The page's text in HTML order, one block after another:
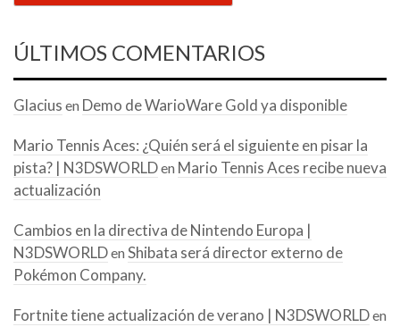
ÚLTIMOS COMENTARIOS
Glacius en Demo de WarioWare Gold ya disponible
Mario Tennis Aces: ¿Quién será el siguiente en pisar la
pista? | N3DSWORLDen Mario Tennis Aces recibe nueva
actualización
Cambios en la directiva de Nintendo Europa |
N3DSWORLDen Shibata será director externo de
Pokémon Company.
Fortnite tiene actualización de verano | N3DSWORLDen